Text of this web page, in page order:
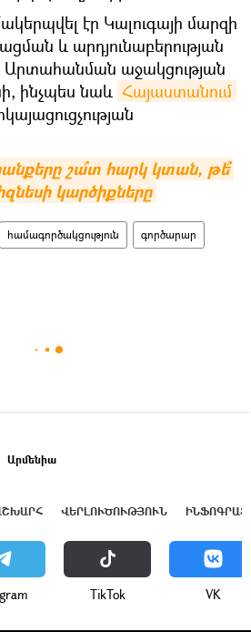
էր Կալուգայի մարզի
և արդյունաբերության
աջակցության
ինչպես նաև Հայաստանում
շա՞տ հարկ կտան, թե՞
կարծիքները
համագործակցություն գործարար
Արմենիա
ՎԵՐԼՈՒԾՈՒԹՅՈՒՆ
ТikТоk VK